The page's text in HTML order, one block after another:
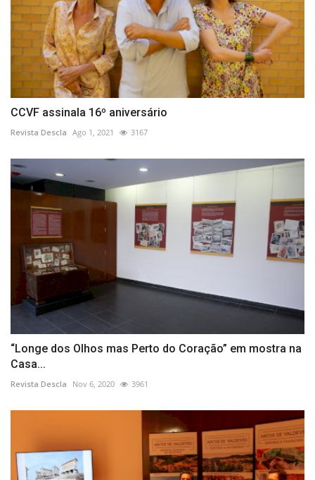
CCVF assinala 16º aniversário
Revista Descla Ago 1, 2021 3167
“Longe dos Olhos mas Perto do Coração” em mostra na
Casa...
Revista Descla Nov 6, 2020 3961